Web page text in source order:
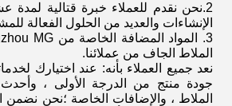
2.نحن نقدم للعملاء خبرة قتالية
الإنشاءات والعديد من الحلول الفعالة
الملاط الجاف من عملائنا.
نعد جميع العملاء بأنه: عند اختيارك
جودة منتج من الدرجة الأولى ،
الملاط ، والإضافات الخاصة ؛نحن نضمن